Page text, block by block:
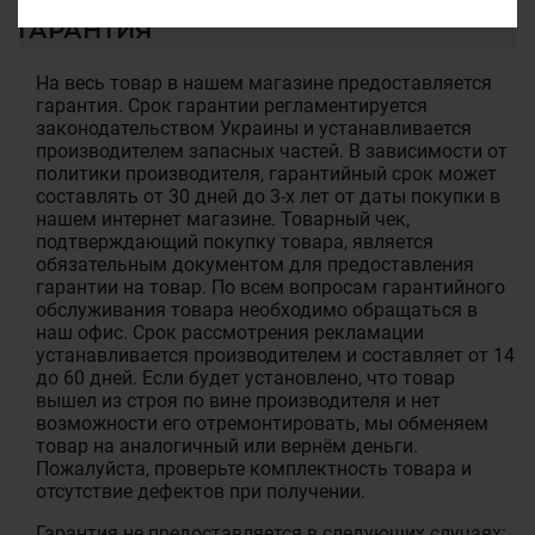
ГАРАНТИЯ
На весь товар в нашем магазине предоставляется
гарантия. Срок гарантии регламентируется
законодательством Украины и устанавливается
производителем запасных частей. В зависимости от
политики производителя, гарантийный срок может
составлять от 30 дней до 3-х лет от даты покупки в
нашем интернет магазине. Товарный чек,
подтверждающий покупку товара, является
обязательным документом для предоставления
гарантии на товар. По всем вопросам гарантийного
обслуживания товара необходимо обращаться в
наш офис. Срок рассмотрения рекламации
устанавливается производителем и составляет от 14
до 60 дней. Если будет установлено, что товар
вышел из строя по вине производителя и нет
возможности его отремонтировать, мы обменяем
товар на аналогичный или вернём деньги.
Пожалуйста, проверьте комплектность товара и
отсутствие дефектов при получении.